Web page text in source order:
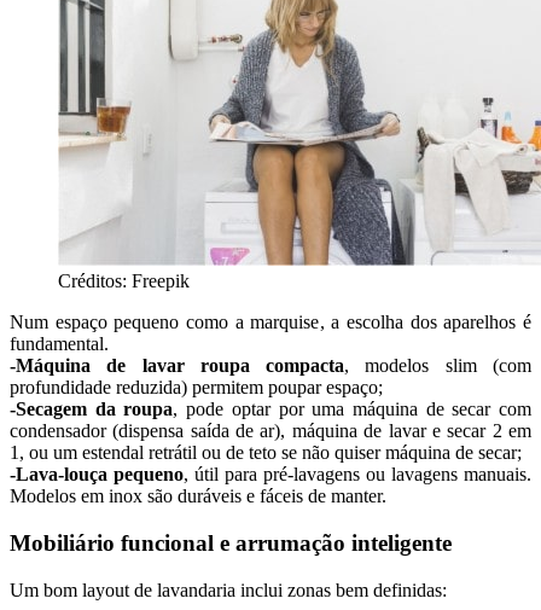
Créditos: Freepik
Num espaço pequeno como a marquise, a escolha dos aparelhos é
fundamental.
-Máquina de lavar roupa compacta, modelos slim (com
profundidade reduzida) permitem poupar espaço;
-Secagem da roupa, pode optar por uma máquina de secar com
condensador (dispensa saída de ar), máquina de lavar e secar 2 em
1, ou um estendal retrátil ou de teto se não quiser máquina de secar;
-Lava-louça pequeno, útil para pré-lavagens ou lavagens manuais.
Modelos em inox são duráveis e fáceis de manter.
Mobiliário funcional e arrumação inteligente
Um bom layout de lavandaria inclui zonas bem definidas: